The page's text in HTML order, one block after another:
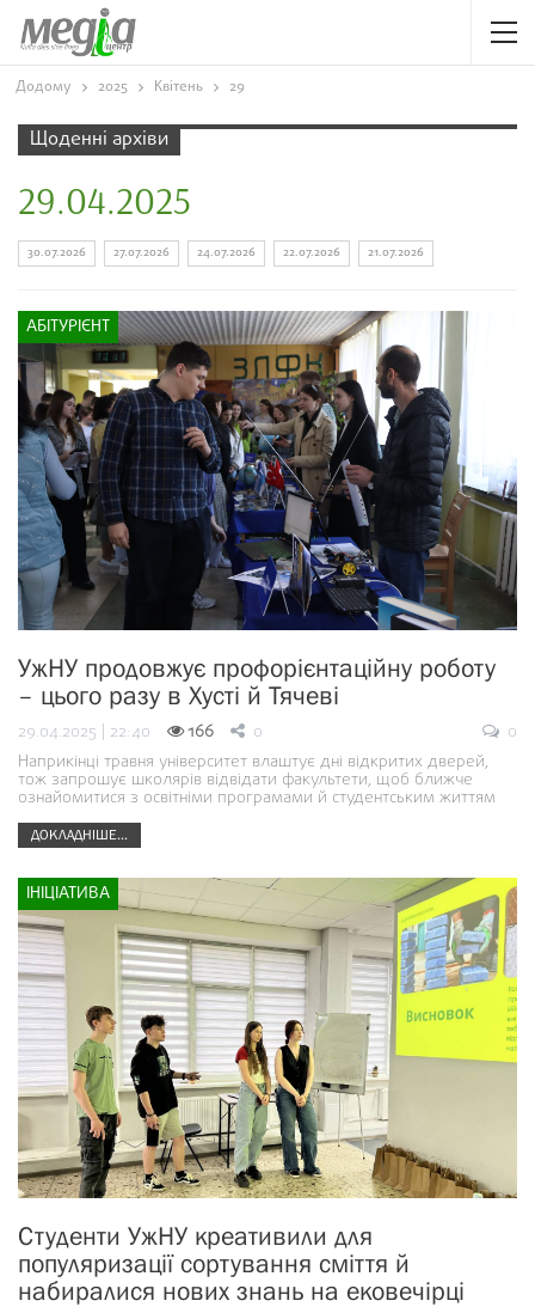
Додому 2025 Квітень 29
Щоденні архіви
29.04.2025
30.07.2026 27.07.2026 24.07.2026 22.07.2026 21.07.2026
АБІТУРІЄНТ
УжНУ продовжує профорієнтаційну роботу
– цього разу в Хусті й Тячеві
29.04.2025 | 22:40 166 0
0
Наприкінці травня університет влаштує дні відкритих дверей,
тож запрошує школярів відвідати факультети, щоб ближче
ознайомитися з освітніми програмами й студентським життям
ДОКЛАДНІШЕ...
ІНІЦІАТИВА
Студенти УжНУ креативили для
популяризації сортування сміття й
набиралися нових знань на ековечірці